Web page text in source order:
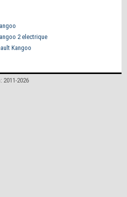
2 electrique
Kangoo
2011-2026